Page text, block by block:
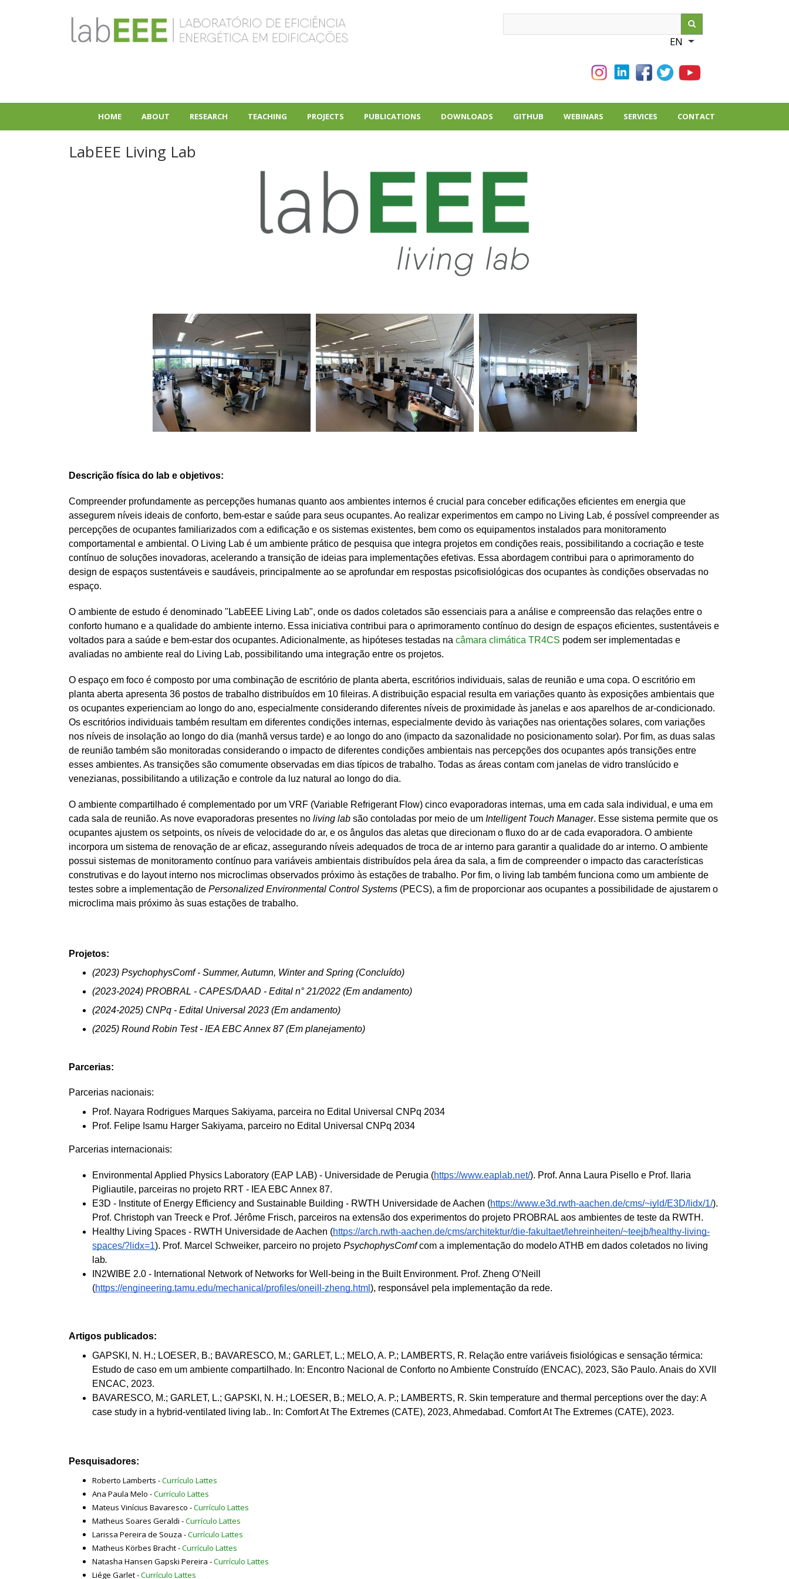
EN
List additional
HOME ABOUT RESEARCH TEACHING PROJECTS PUBLICATIONS DOWNLOADS GITHUB WEBINARS SERVICES CONTACT
LabEEE Living Lab
Descrição física do lab e objetivos:
Compreender profundamente as percepções humanas quanto aos ambientes internos é crucial para conceber edificações eficientes em energia que
assegurem níveis ideais de conforto, bem-estar e saúde para seus ocupantes. Ao realizar experimentos em campo no Living Lab, é possível compreender as
percepções de ocupantes familiarizados com a edificação e os sistemas existentes, bem como os equipamentos instalados para monitoramento
comportamental e ambiental. O Living Lab é um ambiente prático de pesquisa que integra projetos em condições reais, possibilitando a cocriação e teste
contínuo de soluções inovadoras, acelerando a transição de ideias para implementações efetivas. Essa abordagem contribui para o aprimoramento do
design de espaços sustentáveis e saudáveis, principalmente ao se aprofundar em respostas psicofisiológicas dos ocupantes às condições observadas no
espaço.
O ambiente de estudo é denominado "LabEEE Living Lab", onde os dados coletados são essenciais para a análise e compreensão das relações entre o
conforto humano e a qualidade do ambiente interno. Essa iniciativa contribui para o aprimoramento contínuo do design de espaços eficientes, sustentáveis e
voltados para a saúde e bem-estar dos ocupantes. Adicionalmente, as hipóteses testadas na câmara climática TR4CS podem ser implementadas e
avaliadas no ambiente real do Living Lab, possibilitando uma integração entre os projetos.
O espaço em foco é composto por uma combinação de escritório de planta aberta, escritórios individuais, salas de reunião e uma copa. O escritório em
planta aberta apresenta 36 postos de trabalho distribuídos em 10 fileiras. A distribuição espacial resulta em variações quanto às exposições ambientais que
os ocupantes experienciam ao longo do ano, especialmente considerando diferentes níveis de proximidade às janelas e aos aparelhos de ar-condicionado.
Os escritórios individuais também resultam em diferentes condições internas, especialmente devido às variações nas orientações solares, com variações
nos níveis de insolação ao longo do dia (manhã versus tarde) e ao longo do ano (impacto da sazonalidade no posicionamento solar). Por fim, as duas salas
de reunião também são monitoradas considerando o impacto de diferentes condições ambientais nas percepções dos ocupantes após transições entre
esses ambientes. As transições são comumente observadas em dias típicos de trabalho. Todas as áreas contam com janelas de vidro translúcido e
venezianas, possibilitando a utilização e controle da luz natural ao longo do dia.
O ambiente compartilhado é complementado por um VRF (Variable Refrigerant Flow) cinco evaporadoras internas, uma em cada sala individual, e uma em
cada sala de reunião. As nove evaporadoras presentes no living lab são contoladas por meio de um Intelligent Touch Manager. Esse sistema permite que os
ocupantes ajustem os setpoints, os níveis de velocidade do ar, e os ângulos das aletas que direcionam o fluxo do ar de cada evaporadora. O ambiente
incorpora um sistema de renovação de ar eficaz, assegurando níveis adequados de troca de ar interno para garantir a qualidade do ar interno. O ambiente
possui sistemas de monitoramento contínuo para variáveis ambientais distribuídos pela área da sala, a fim de compreender o impacto das características
construtivas e do layout interno nos microclimas observados próximo às estações de trabalho. Por fim, o living lab também funciona como um ambiente de
testes sobre a implementação de Personalized Environmental Control Systems (PECS), a fim de proporcionar aos ocupantes a possibilidade de ajustarem o
microclima mais próximo às suas estações de trabalho.
Projetos:
(2023) PsychophysComf - Summer, Autumn, Winter and Spring (Concluído)
(2023-2024) PROBRAL - CAPES/DAAD - Edital n° 21/2022 (Em andamento)
(2024-2025) CNPq - Edital Universal 2023 (Em andamento)
(2025) Round Robin Test - IEA EBC Annex 87 (Em planejamento)
Parcerias:
Parcerias nacionais:
Prof. Nayara Rodrigues Marques Sakiyama, parceira no Edital Universal CNPq 2034
Prof. Felipe Isamu Harger Sakiyama, parceiro no Edital Universal CNPq 2034
Parcerias internacionais:
Environmental Applied Physics Laboratory (EAP LAB) - Universidade de Perugia (https://www.eaplab.net/). Prof. Anna Laura Pisello e Prof. Ilaria
Pigliautile, parceiras no projeto RRT - IEA EBC Annex 87.
E3D - Institute of Energy Efficiency and Sustainable Building - RWTH Universidade de Aachen (https://www.e3d.rwth-aachen.de/cms/~iyld/E3D/lidx/1/).
Prof. Christoph van Treeck e Prof. Jérôme Frisch, parceiros na extensão dos experimentos do projeto PROBRAL aos ambientes de teste da RWTH.
Healthy Living Spaces - RWTH Universidade de Aachen (https://arch.rwth-aachen.de/cms/architektur/die-fakultaet/lehreinheiten/~teejb/healthy-living-
spaces/?lidx=1). Prof. Marcel Schweiker, parceiro no projeto PsychophysComf com a implementação do modelo ATHB em dados coletados no living
lab.
IN2WIBE 2.0 - International Network of Networks for Well-being in the Built Environment. Prof. Zheng O’Neill
(https://engineering.tamu.edu/mechanical/profiles/oneill-zheng.html ), responsável pela implementação da rede.
Artigos publicados:
GAPSKI, N. H.; LOESER, B.; BAVARESCO, M.; GARLET, L.; MELO, A. P.; LAMBERTS, R. Relação entre variáveis fisiológicas e sensação térmica:
Estudo de caso em um ambiente compartilhado. In: Encontro Nacional de Conforto no Ambiente Construído (ENCAC), 2023, São Paulo. Anais do XVII
ENCAC, 2023.
BAVARESCO, M.; GARLET, L.; GAPSKI, N. H.; LOESER, B.; MELO, A. P.; LAMBERTS, R. Skin temperature and thermal perceptions over the day: A
case study in a hybrid-ventilated living lab.. In: Comfort At The Extremes (CATE), 2023, Ahmedabad. Comfort At The Extremes (CATE), 2023.
Pesquisadores:
Roberto Lamberts -Currículo Lattes
Ana Paula Melo -Currículo Lattes
Mateus Vinícius Bavaresco -Currículo Lattes
Matheus Soares Geraldi -Currículo Lattes
Larissa Pereira de Souza -Currículo Lattes
Matheus Körbes Bracht -Currículo Lattes
Natasha Hansen Gapski Pereira -Currículo Lattes
Liége Garlet -Currículo Lattes